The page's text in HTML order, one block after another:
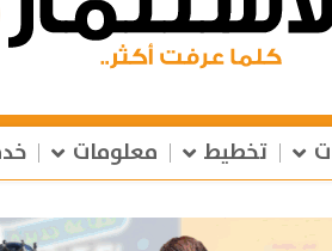
تخطيط معلومات